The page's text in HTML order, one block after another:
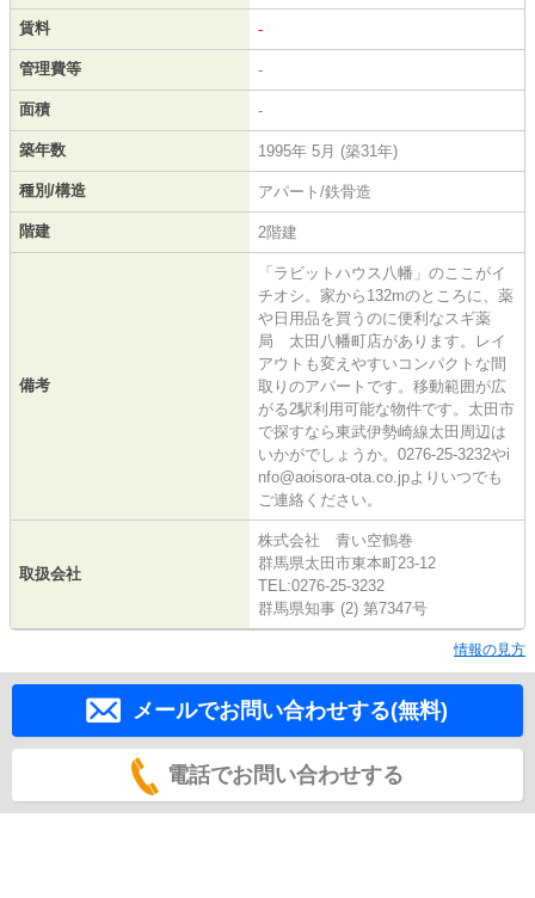
賃料 -
管理費等 -
面積 -
築年数 1995年 5月 (築31年)
種別/構造 アパート/鉄骨造
階建 2階建
備考
「ラビットハウス八幡」のここがイ
チオシ。家から132mのところに、薬
や日用品を買うのに便利なスギ薬
局 太田八幡町店があります。レイ
アウトも変えやすいコンパクトな間
取りのアパートです。移動範囲が広
がる2駅利用可能な物件です。太田市
で探すなら東武伊勢崎線太田周辺は
いかがでしょうか。0276-25-3232やi
nfo@aoisora-ota.co.jpよりいつでも
ご連絡ください。
取扱会社
株式会社 青い空鶴巻
群馬県太田市東本町23-12
TEL:0276-25-3232
群馬県知事 (2) 第7347号
情報の見方
メールでお問い合わせする(無料)
電話でお問い合わせする